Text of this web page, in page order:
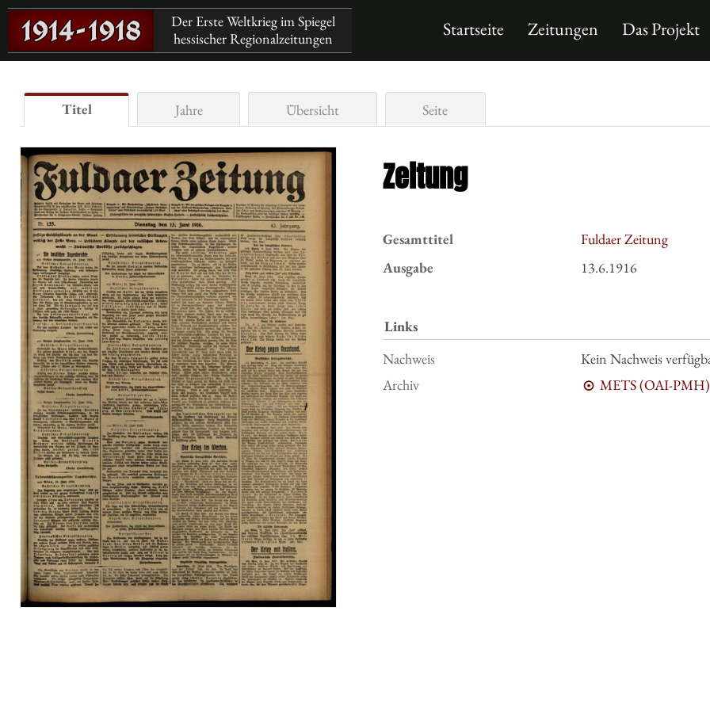
Der Erste Weltkrieg im Spiegel
hessischer Regionalzeitungen
Startseite Zeitungen Das Projekt
Titel Jahre Übersicht Seite
Zeitung
Gesamttitel
Fuldaer Zeitung
Ausgabe
13.6.1916
Links
Nachweis
Kein Nachweis
Archiv
METS (OAI-PMH)